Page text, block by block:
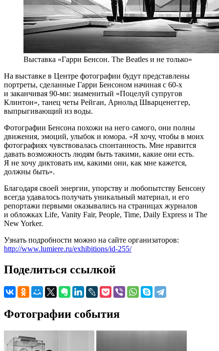
Выставка «Гарри Бенсон. The Beatles и не только»
На выставке в Центре фотографии будут представлены
портреты, сделанные Гарри Бенсоном начиная с 60-х
и заканчивая 90-ми: знаменитый «Поцелуй супругов
Клинтон», танец четы Рейган, Арнольд Шварценеггер,
выпрыгивающий из воды.
Фотографии Бенсона похожи на него самого, они полны
движения, эмоций, улыбок и юмора. «Я хочу, чтобы в моих
фотографиях чувствовалась спонтанность. Мне нравится
давать возможность людям быть такими, какие они есть.
Я не хочу диктовать им, какими они, как мне кажется,
должны быть».
Благодаря своей энергии, упорству и любопытству Бенсону
всегда удавалось получать уникальный материал, и его
репортажи первыми оказывались на страницах журналов
и обложках Life, Vanity Fair, People, Time, Daily Express и The
New Yorker.
Узнать подробности можно на сайте организаторов:
http://www.lumiere.ru/exhibitions/id-255/
Поделиться ссылкой
Фотографии события